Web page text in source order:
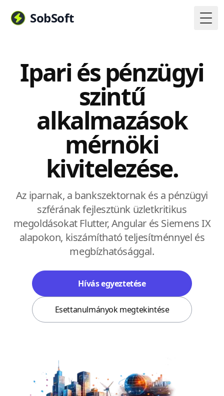
SobSoft
Ipari és pénzügyi
szintű
alkalmazások
mérnöki
kivitelezése.
Az iparnak, a bankszektornak és a pénzügyi
szférának fejlesztünk üzletkritikus
megoldásokat Flutter, Angular és Siemens IX
alapokon, kiszámítható teljesítménnyel és
megbízhatósággal.
Hívás egyeztetése
Esettanulmányok megtekintése